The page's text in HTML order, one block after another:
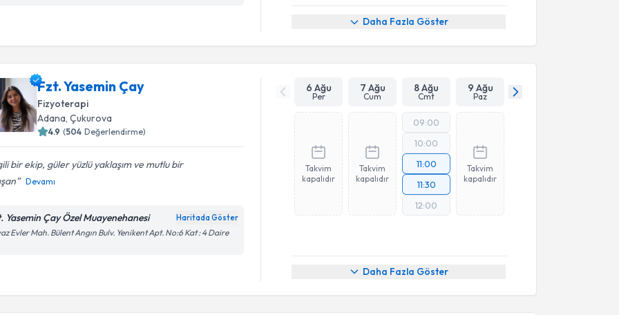
Daha Fazla Göster
Fzt. Yasemin Çay
Fizyoterapi
Adana ,Çukurova
4.9 (504 Değerlendirme)
bir ekip, güler yüzlü yaklaşım ve mutlu bir
Devamı
Yasemin Çay Özel Muayenehanesi Haritada Göster
Evler Mah. Bülent Angın Bulv. Yenikent Apt. No:6 Kat : 4 Daire
6 Ağu
Per
7 Ağu
Cum
8 Ağu
Cmt
9 Ağu
Paz
Takvim
kapalıdır
Takvim
kapalıdır
09:00
10:00
11:00
11:30
12:00
Takvim
kapalıdır
Daha Fazla Göster